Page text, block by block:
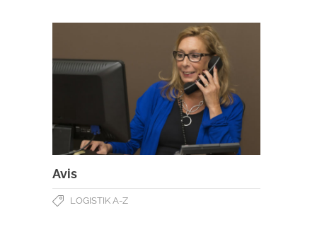
Avis
LOGISTIK A-Z